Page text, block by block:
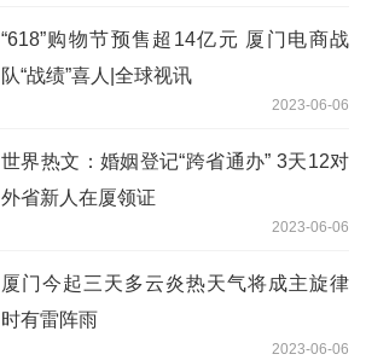
“618”购物节预售超14亿元 厦门电商战
队“战绩”喜人|全球视讯
2023-06-06
世界热文：婚姻登记“跨省通办” 3天12对
外省新人在厦领证
2023-06-06
厦门今起三天多云炎热天气将成主旋律
时有雷阵雨
2023-06-06